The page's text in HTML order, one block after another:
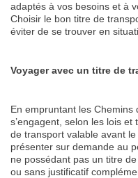
adaptés à vos besoins et à
Choisir le bon titre de
éviter de se trouver en
Voyager avec un titre de
En empruntant les
s’engagent, selon les lois
de transport valable avant
présenter sur demande au
ne possédant pas un titre
ou sans justificatif